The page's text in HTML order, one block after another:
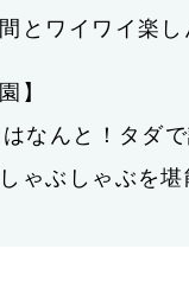
とワイワイ楽
】
なんと！タダ
ゃぶしゃぶを